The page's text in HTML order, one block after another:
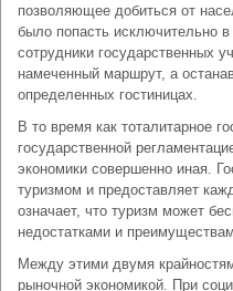
позволяющее добиться от
было попасть исключительно
сотрудники государственных
намеченный маршрут, а
определенных гостиницах.
В то время как тоталитарное
государственной
экономики совершенно иная.
туризмом и предоставляет
означает, что туризм может
недостатками и
Между этими двумя
рыночной экономикой. При